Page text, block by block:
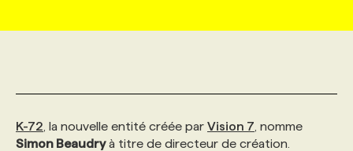
AFFAIRES DE L'INDUSTRIE
INITIATIVES NUMÉRIQUES
WEB & MÉDIAS SOCIAUX
MARKETING DURABLE
INFOLETTRE PUBLICITÉ
ANNONCEZ AVEC NOUS
CONSULTER LA CVTHÈQUE
PROFIL ENTREPRISE
VOIR LES OFFRES
PROFIL CANDIDAT
FAQ
ANNONCEZ AVEC NOUS
NOS FORMATIONS EN LIGNE
NOS PARCOURS DE FORMATIONS
CHASSE DE TÊTE
SERVICE DE CHASSE DE TÊTE
K-72 , la nouvelle entité créée par Vision 7 , nomme
Simon Beaudryà titre de directeur de création.